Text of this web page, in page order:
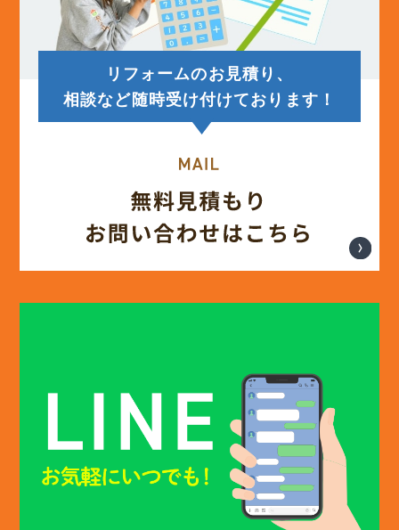
2025年6月 (12)
2025年5月 (12)
(12)
2025年2月 (13)
2024年11月 (14)
リフォームのお見積り、
相談など随時受け付けております！